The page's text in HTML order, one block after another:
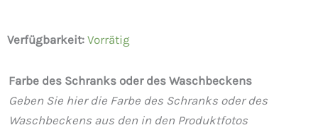
Verfügbarkeit: Vorrätig
Farbe des Schranks oder des Waschbeckens
Geben Sie hier die Farbe des Schranks oder des
Waschbeckens aus den in den Produktfotos
Wandhängende
NEXO
1
Tür